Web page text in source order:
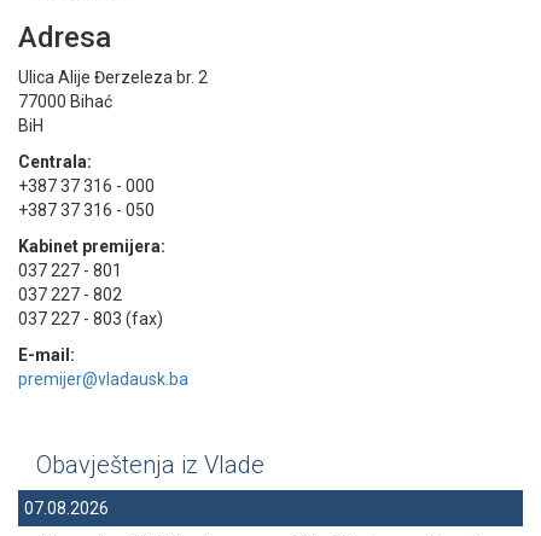
Adresa
Ulica Alije Đerzeleza br. 2
77000 Bihać
BiH
Centrala:
+387 37 316 - 000
+387 37 316 - 050
Kabinet premijera:
037 227 - 801
037 227 - 802
037 227 - 803 (fax)
E-mail:
premijer@vladausk.ba
Obavještenja iz Vlade
07.08.2026